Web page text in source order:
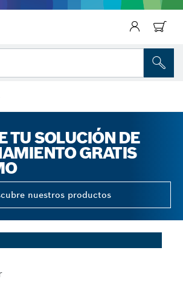
TU SOLUCIÓN DE
GRATIS
nuestros productos